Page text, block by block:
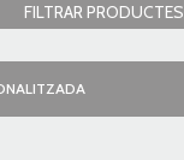
FILTRAR PRODUCTES